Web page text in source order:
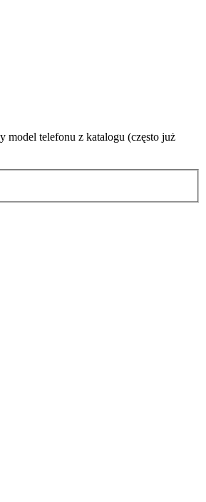
model telefonu z katalogu (często już